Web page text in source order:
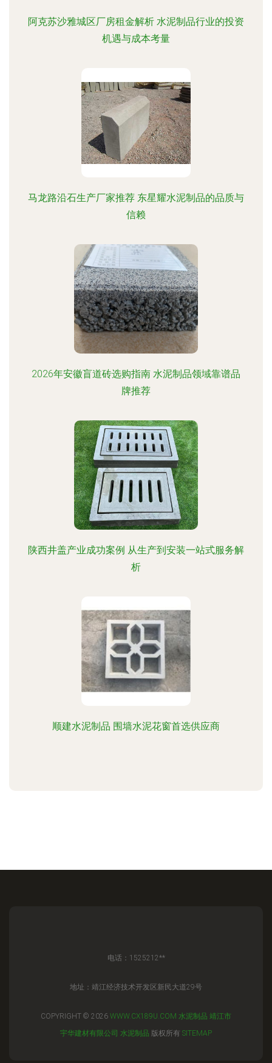
阿克苏沙雅城区厂房租金解析 水泥制品行业的投资
机遇与成本考量
马龙路沿石生产厂家推荐 东星耀水泥制品的品质与
信赖
2026年安徽盲道砖选购指南 水泥制品领域靠谱品
牌推荐
陕西井盖产业成功案例 从生产到安装一站式服务解
析
顺建水泥制品 围墙水泥花窗首选供应商
电话：1525212**
地址：靖江经济技术开发区新民大道29号
COPYRIGHT © 2026 WWW.CX189U.COM 水泥制品 靖江市
宇华建材有限公司 水泥制品 版权所有 SITEMAP